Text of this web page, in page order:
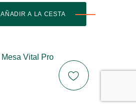
AÑADIR A LA CESTA